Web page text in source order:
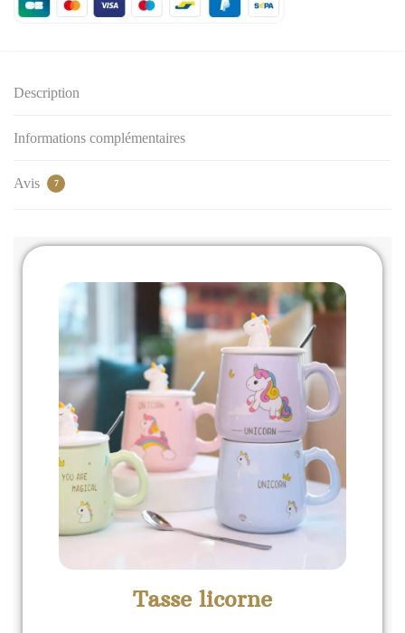
Description
Informations complémentaires
Avis 7
Tasse licorne